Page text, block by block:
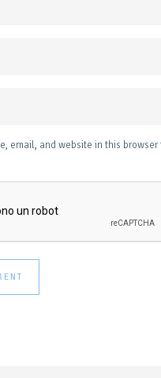
email, and website in this